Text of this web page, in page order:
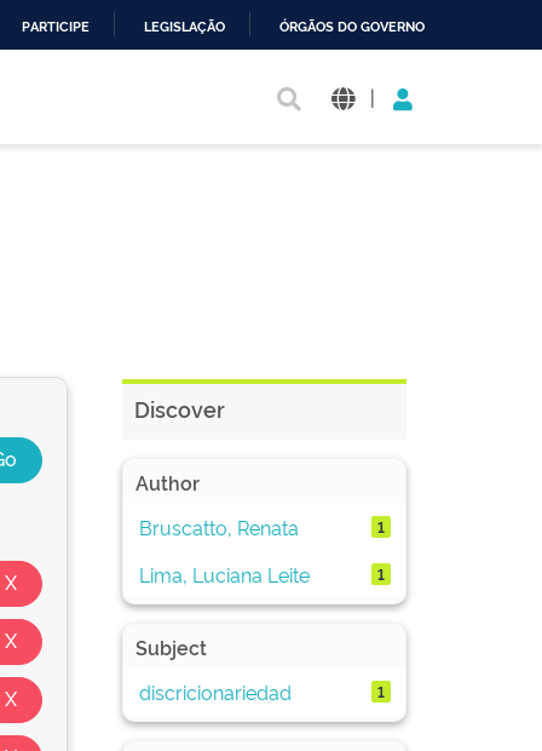
PARTICIPE LEGISLAÇÃO ÓRGÃOS DO GOVERNO
|
Discover
Author
Bruscatto, Renata
1
Lima, Luciana Leite 1
Subject
discricionariedad
1